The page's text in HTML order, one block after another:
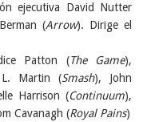
ejecutiva David Nutter
(Arrow). Dirige el
Patton (The Game),
L. Martin (Smash), John
Harrison (Continuum),
Cavanagh (Royal Pains)